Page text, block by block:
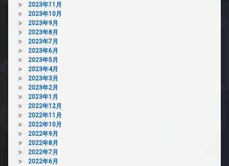
2023年11月
2023年10月
2023年9月
2023年8月
2023年7月
2023年6月
2023年5月
2023年4月
2023年3月
2023年2月
2023年1月
2022年12月
2022年11月
2022年10月
2022年9月
2022年8月
2022年7月
2022年6月